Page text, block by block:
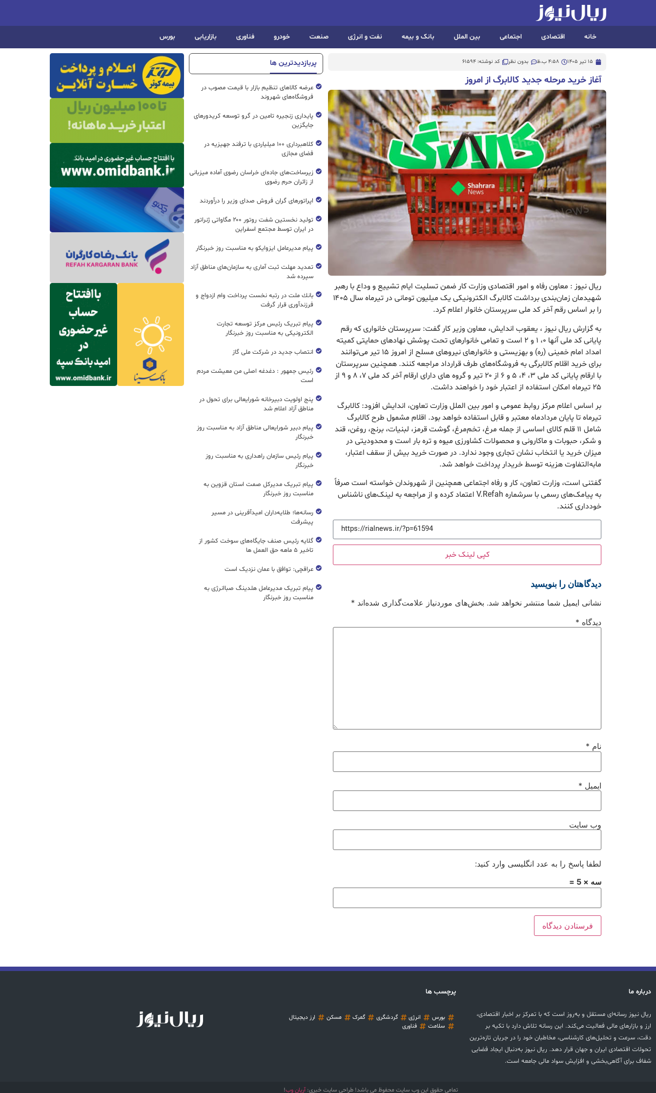
خانه اقتصادی اجتماعی بین الملل بانک و بیمه نفت و انرژی صنعت خودرو فناوری بازاریابی بورس
15 تیر 1405 4:58 ب.ظ بدون نظر کد نوشته: 61594
آغاز خرید مرحله جدید کالابرگ از امروز
ریال نیوز : معاون رفاه و امور اقتصادی وزارت کار ضمن تسلیت ایام تشییع و وداع با رهبر
شهیدمان زمان‌بندی برداشت کالابرگ الکترونیکی یک میلیون تومانی در تیرماه سال ۱۴۰۵
را بر اساس رقم آخر کد ملی سرپرستان خانوار اعلام کرد.
به گزارش ریال نیوز ، یعقوب اندایش، معاون وزیر کار گفت: سرپرستان خانواری که رقم
پایانی کد ملی آنها ۰، ۱ و ۲ است و تمامی خانوارهای تحت پوشش نهادهای حمایتی کمیته
امداد امام خمینی (ره) و بهزیستی و خانوارهای نیروهای مسلح از امروز ۱۵ تیر می‌توانند
برای خرید اقلام کالابرگی به فروشگاه‌های طرف قرارداد مراجعه کنند. همچنین سرپرستان
با ارقام پایانی کد ملی ۳، ۴، ۵ و ۶ از ۲۰ تیر و گروه های دارای ارقام آخر کد ملی ۷، ۸ و ۹ از
۲۵ تیرماه امکان استفاده از اعتبار خود را خواهند داشت.
بر اساس اعلام مرکز روابط عمومی و امور بین الملل وزارت تعاون، اندایش افزود: کالابرگ
تیرماه تا پایان مردادماه معتبر و قابل استفاده خواهد بود. اقلام مشمول طرح کالابرگ
شامل ۱۱ قلم کالای اساسی از جمله مرغ، تخم‌مرغ، گوشت قرمز، لبنیات، برنج، روغن، قند
و شکر، حبوبات و ماکارونی و محصولات کشاورزی میوه و تره بار است و محدودیتی در
میزان خرید یا انتخاب نشان تجاری وجود ندارد. در صورت خرید بیش از سقف اعتبار،
مابه‌التفاوت هزینه توسط خریدار پرداخت خواهد شد.
گفتنی است، وزارت تعاون، کار و رفاه اجتماعی همچنین از شهروندان خواسته است صرفاً
به پیامک‌های رسمی با سرشماره V.Refah اعتماد کرده و از مراجعه به لینک‌های ناشناس
خودداری کنند.
کپی لینک خبر
دیدگاهتان را بنویسید
نشانی ایمیل شما منتشر نخواهد شد. بخش‌های موردنیاز علامت‌گذاری شده‌اند *
دیدگاه *
نام *
ایمیل *
وب‌ سایت
لطفا پاسخ را به عدد انگلیسی وارد کنید:
سه × 5 =
پربازدیدترین ها
عرضه کالاهای تنظیم بازار با قیمت مصوب در
فروشگاه‌های شهروند
پایداری زنجیره تامین در گرو توسعه کریدورهای
جایگزین
کلاهبرداری ۱۰۰ میلیاردی با ترفند جهیزیه در
فضای مجازی
زیرساخت‌های جاده‌ای خراسان رضوی آماده میزبانی
از زائران حرم رضوی
اپراتورهای گران فروش صدای وزیر را درآوردند
تولید نخستین شفت روتور ۲۰۰ مگاواتی ژنراتور
در ایران توسط مجتمع اسفراین
پیام مدیرعامل ایزوایکو به مناسبت روز خبرنگار
تمدید مهلت ثبت آماری به سازمان‌های مناطق آزاد
سپرده شد
بانك ملت در رتبه نخست پرداخت وام ازدواج و
فرزندآوری قرار گرفت
پیام تبریک رئیس مرکز توسعه تجارت
الکترونیکی به مناسبت روز خبرنگار
انتصاب جدید در شرکت ملی گاز
رئیس جمهور : دغدغه اصلی من معیشت مردم
است
پنج اولویت دبیرخانه شورایعالی برای تحول در
مناطق آزاد اعلام شد
پیام دبیر شورایعالی مناطق آزاد به مناسبت روز
خبرنگار
پیام رئیس سازمان راهداری به مناسبت روز
خبرنگار
پیام تبریک مدیرکل صمت استان قزوین به
مناسبت روز خبرنگار
رسانه‌ها؛ طلایه‌داران امیدآفرینی در مسیر
پیشرفت
گلایه رئیس صنف جایگاه‌های سوخت کشور از
تاخیر ۵ ماهه حق العمل ها
عراقچی: توافق با عمان نزدیک است
پیام تبریک مدیرعامل هلدینگ صباانرژی به
مناسبت روز خبرنگار
درباره ما
ریال نیوز رسانه‌ای مستقل و به‌روز است که با تمرکز بر اخبار اقتصادی،
ارز و بازارهای مالی فعالیت می‌کند. این رسانه تلاش دارد با تکیه بر
دقت، سرعت و تحلیل‌های کارشناسی، مخاطبان خود را در جریان تازه‌ترین
تحولات اقتصادی ایران و جهان قرار دهد. ریال نیوز به‌دنبال ایجاد فضایی
شفاف برای آگاهی‌بخشی و افزایش سواد مالی جامعه است.
پرچسب ها
بورس انرژی گردشگری گمرک مسکن
ارز دیجیتال
سلامت
فناوری
تمامی حقوق این وب سایت محفوظ می باشد! طراحی سایت خبری:آریان وب!